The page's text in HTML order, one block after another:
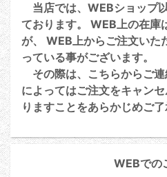
当店では、WEBショップ
ております。 WEB上の在庫
が、 WEB上からご注文いた
っている事がございます。
その際は、こちらからご
によってはご注文をキャン
りますことをあらかじめご了
WEBでの